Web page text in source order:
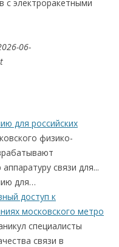
с электроракетными
06-
для российских
физико-
связи для...
для…
доступ к
московского метро
специалисты
связи в